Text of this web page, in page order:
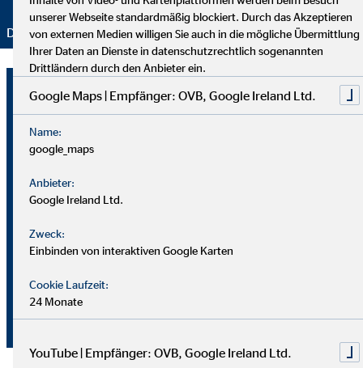
Danke für Ihr Vertrauen – wir bleiben dran!
Elisabeth Haspel
Bezirksleiterin für die OVB
Vermögensberatung AG
Pestalozzistr. 26
74321 Bietigheim-Bissingen
+49 7142 42684
ehaspel@ovb.de
+49 7142 42656
unserer Webseite standardmäßig blockiert. Durch das Akzeptieren
von externen Medien willigen Sie auch in die mögliche Übermittlung
Ihrer Daten an Dienste in datenschutzrechtlich sogenannten
Drittländern durch den Anbieter ein.
Google Maps | Empfänger: OVB, Google Ireland Ltd.
Name:
google_maps
Anbieter:
Google Ireland Ltd.
Zweck:
Einbinden von interaktiven Google Karten
Cookie Laufzeit:
24 Monate
YouTube | Empfänger: OVB, Google Ireland Ltd.